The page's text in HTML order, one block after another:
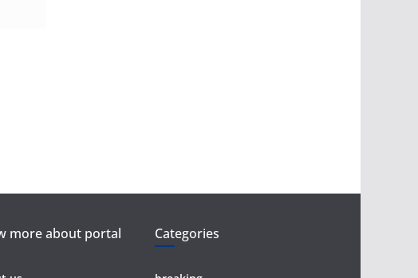
more about portal Categories